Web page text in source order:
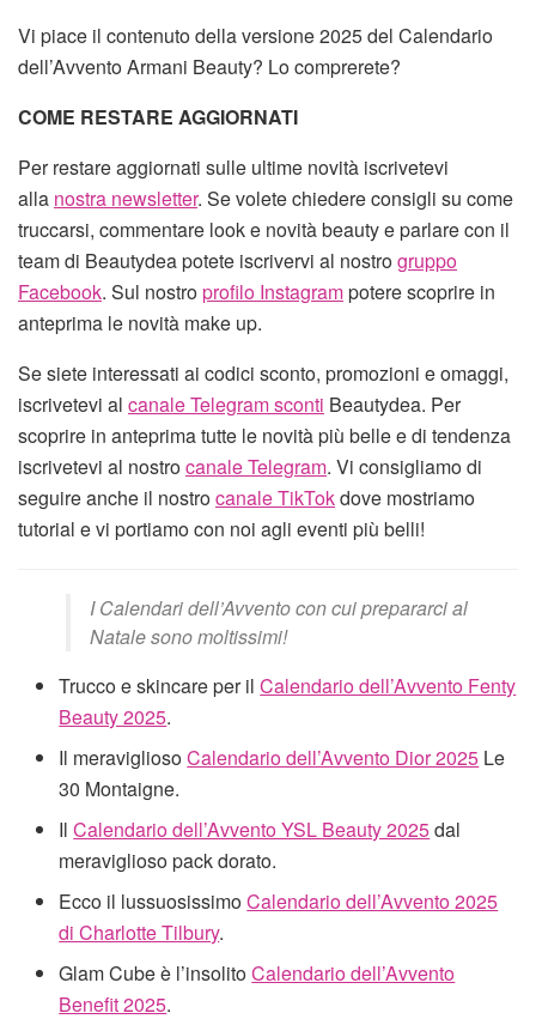
Vi piace il contenuto della versione 2025 del Calendario
dell’Avvento Armani Beauty? Lo comprerete?
COME RESTARE AGGIORNATI
Per restare aggiornati sulle ultime novità iscrivetevi
alla nostra newsletter. Se volete chiedere consigli su come
truccarsi, commentare look e novità beauty e parlare con il
team di Beautydea potete iscrivervi al nostrogruppo
Facebook. Sul nostroprofilo Instagrampotere scoprire in
anteprima le novità make up.
Se siete interessati ai codici sconto, promozioni e omaggi,
iscrivetevi al canale Telegram sconti Beautydea. Per
scoprire in anteprima tutte le novità più belle e di tendenza
iscrivetevi al nostrocanale Telegram. Vi consigliamo di
seguire anche il nostrocanale TikTokdove mostriamo
tutorial e vi portiamo con noi agli eventi più belli!
I Calendari dell’Avvento con cui prepararci al
Natale sono moltissimi!
Trucco e skincare per ilCalendario dell’Avvento Fenty
Beauty 2025.
Il meravigliosoCalendario dell’Avvento Dior 2025 Le
30 Montaigne.
IlCalendario dell’Avvento YSL Beauty 2025dal
meraviglioso pack dorato.
Ecco il lussuosissimoCalendario dell’Avvento 2025
di Charlotte Tilbury.
Glam Cube è l’insolitoCalendario dell’Avvento
Benefit 2025.